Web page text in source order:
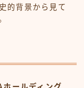
的背景から見て